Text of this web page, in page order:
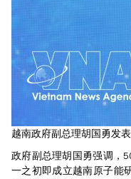
越南政府副总理胡国勇发
政府副总理胡国勇强调，
一之初即成立越南原子能